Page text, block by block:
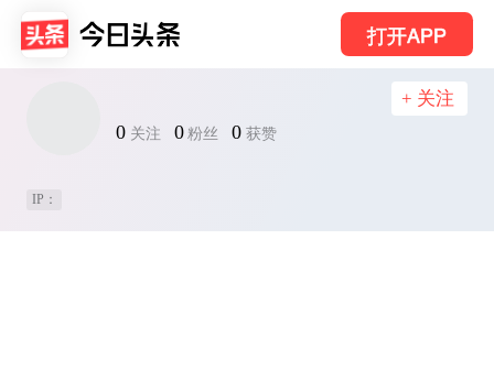
打开APP
0 关注 0 粉丝 0 获赞
+ 关注
IP：